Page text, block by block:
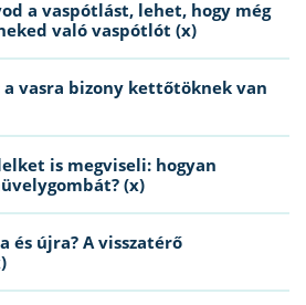
a vaspótlást, lehet, hogy még
való vaspótlót (x)
a vasra bizony kettőtöknek van
is megviseli: hogyan
(x)
újra? A visszatérő